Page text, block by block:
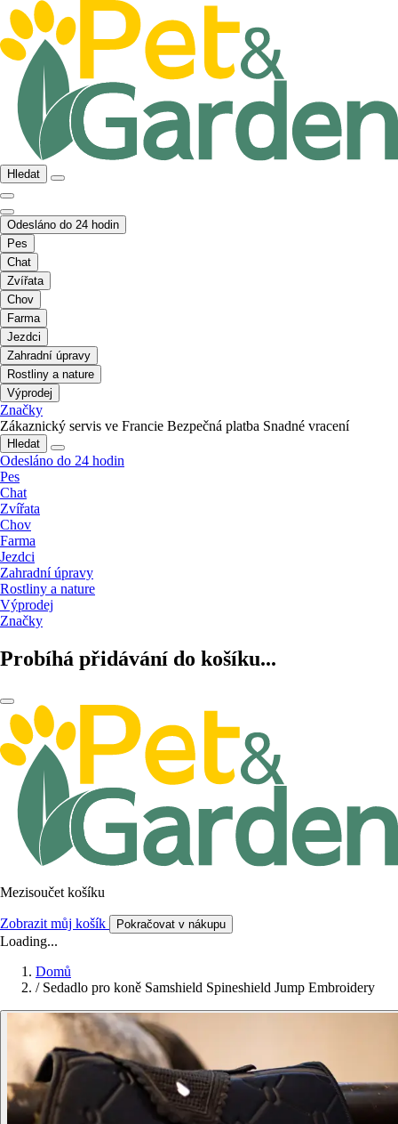
Hledat
Odesláno do 24 hodin
Pes
Chat
Zvířata
Chov
Farma
Jezdci
Zahradní úpravy
Rostliny a nature
Výprodej
Značky
Zákaznický servis ve Francie Bezpečná platba Snadné vracení
Hledat
Odesláno do 24 hodin
Pes
Chat
Zvířata
Chov
Farma
Jezdci
Zahradní úpravy
Rostliny a nature
Výprodej
Značky
Probíhá přidávání do košíku...
Mezisoučet košíku
Zobrazit můj košík Pokračovat v nákupu
Loading...
Domů
/ Sedadlo pro koně Samshield Spineshield Jump Embroidery